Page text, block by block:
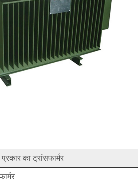
का ट्रांसफार्मर